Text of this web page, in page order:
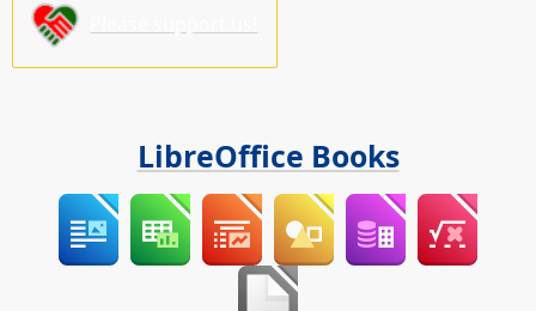
LibreOffice Books